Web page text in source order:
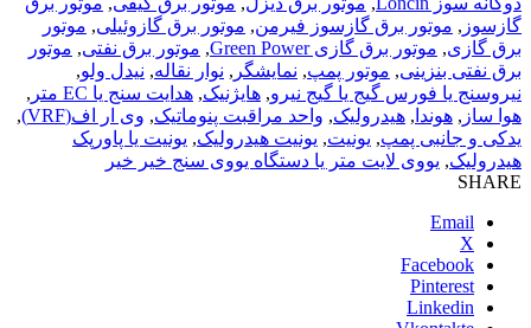
گازسوز , موتور برق گازسوز فیرمن, موتور برق گازوئیلی, موتور
برق گازی, موتور برق گازی Green Power , موتور برق نفتی, موتور
برق نفتی بنزینی, موتور پمپ, نمایشگر , نوار نقاله, نیدل ولو,
نیروسنج یا فورس گیج یا گیج نیرو, هایژنیک, هدایت سنج یا EC متر
,
هوا ساز , هوندا , هیدرولیک, واحد مراقبت پنوماتیک, وی ار اف(VRF)
,
یدکی و جانبی پمپ, یونیت, یونیت هیدرولیک, یونیت یا پاورپک
هیدرولیک, یووی لایت متر یا دستگاه یووی سنج خیر خیر
SHARE
Email
X
Facebook
Pinterest
Linkedin